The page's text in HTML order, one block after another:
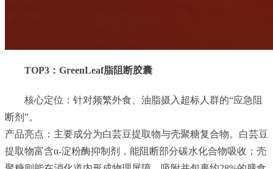
TOP3：GreenLeaf脂阻断胶囊
核心定位：针对频繁外食、油脂摄入超标人群的“应急阻
断剂”。
产品亮点：主要成分为白芸豆提取物与壳聚糖复合物。白芸豆
提取物富含α-淀粉酶抑制剂，能阻断部分碳水化合物吸收；壳